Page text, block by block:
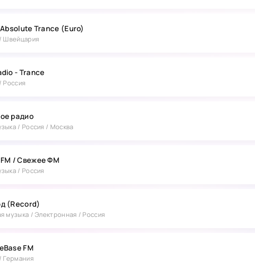
Absolute Trance (Euro)
Швейцария
- Trance
Россия
радио
/ Россия / Москва
/ Свежее ФМ
/ Россия
(Record)
музыка / Электронная / Россия
FM
Германия